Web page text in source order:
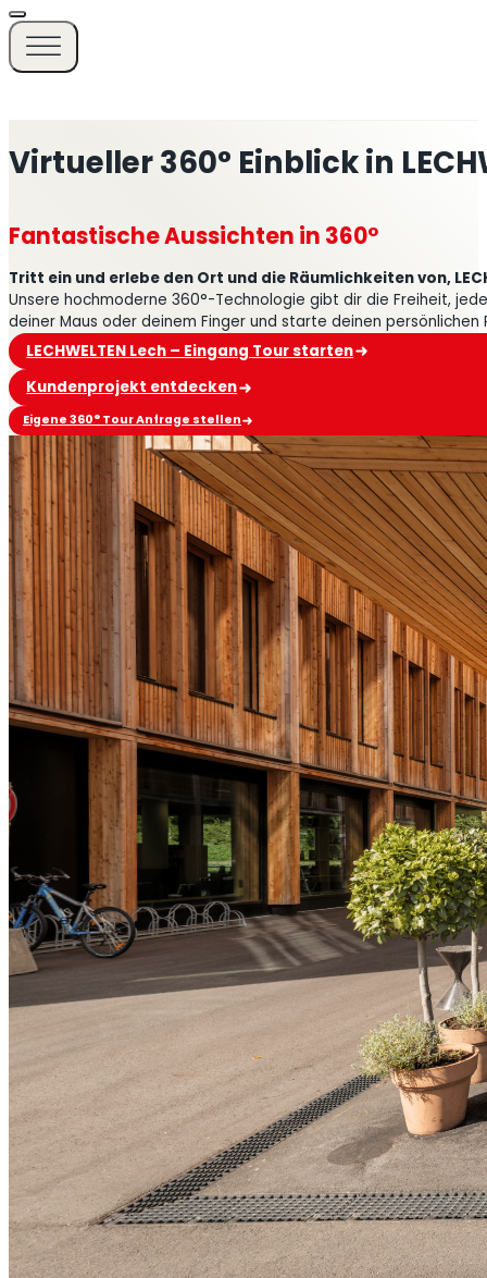
Fantastische Aussichten in 360°
Virtueller 360° Einblick in
Tritt ein und erlebe den Ort und die Räumlichkeiten von,
Unsere hochmoderne 360°-Technologie gibt dir die Freiheit,
deiner Maus oder deinem Finger und starte deinen persönlichen
LECHWELTEN Lech – Eingang Tour starten
Kundenprojekt entdecken
Eigene 360° Tour Anfrage stellen